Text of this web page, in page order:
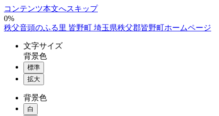
コンテンツ本文へスキップ
0%
秩父音頭のふる里 皆野町 埼玉県秩父郡皆野町ホームページ
文字サイズ
背景色
標準
拡大
背景色
白